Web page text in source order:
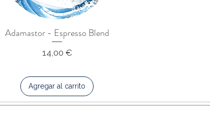
Adamastor - Espresso Blend
Precio
14,00 €
Agregar al carrito